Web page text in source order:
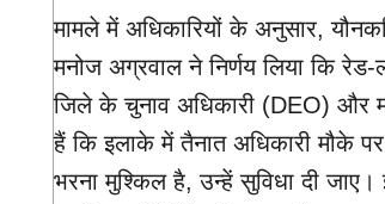
मामले में अधिकारियों के अनुसार,
मनोज अग्रवाल ने निर्णय लिया कि
जिले के चुनाव अधिकारी (DEO) और
हैं कि इलाके में तैनात अधिकारी मौके
भरना मुश्किल है, उन्हें सुविधा दी